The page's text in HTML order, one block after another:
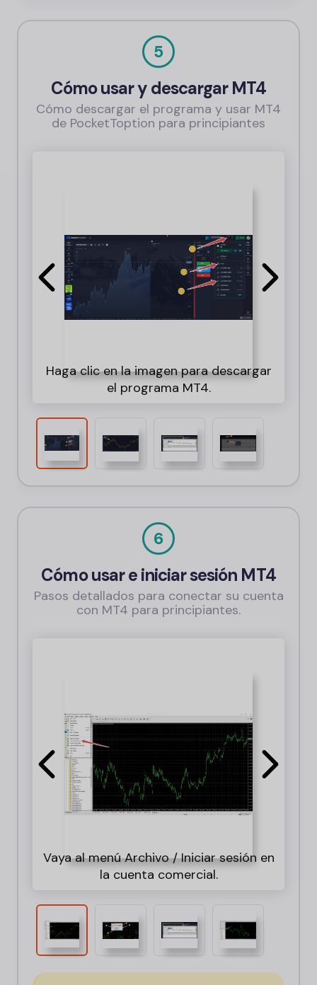
5
Cómo usar y descargar MT4
Cómo descargar el programa y usar MT4
de PocketToption para principiantes
Haga clic en la imagen para descargar
el programa MT4.
6
Cómo usar e iniciar sesión MT4
Pasos detallados para conectar su cuenta
con MT4 para principiantes.
Vaya al menú Archivo / Iniciar sesión en
la cuenta comercial.